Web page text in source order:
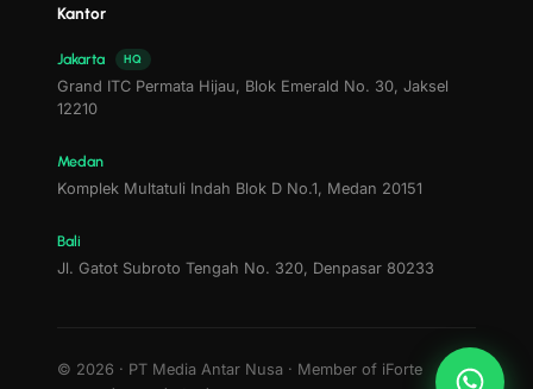
Kantor
Jakarta HQ
Grand ITC Permata Hijau, Blok Emerald No. 30, Jaksel
12210
Medan
Komplek Multatuli Indah Blok D No.1, Medan 20151
Bali
Jl. Gatot Subroto Tengah No. 320, Denpasar 80233
© 2026 · PT Media Antar Nusa · Member of iForte